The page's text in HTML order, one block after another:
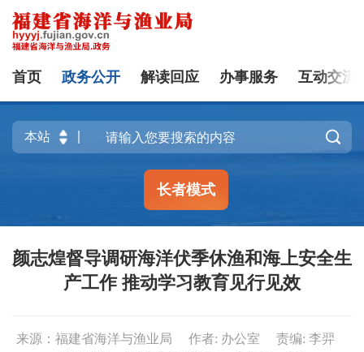
首页 政务公开 解读回应 办事服务 互动交流

长者模式
颜志煌督导调研海洋伏季休渔和海上安全生
产工作 推动学习教育见行见效
来源：福建省海洋与渔业局 作者: 办公室
责编: 李羿